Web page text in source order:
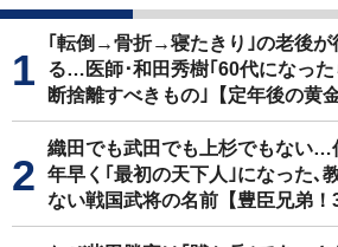
｢転倒→骨折→寝たきり｣の老後が
る…医師･和田秀樹｢60代になった
断捨離すべきもの｣【定年後の黄
織田でも武田でも上杉でもない…
年早く｢最初の天下人｣になった､
ない戦国武将の名前【豊臣兄弟！3